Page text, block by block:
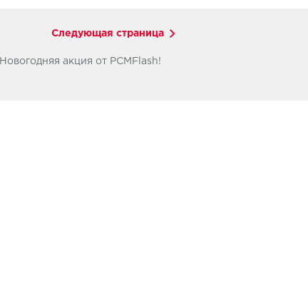
Следующая страница
Новогодняя акция от PCMFlash!